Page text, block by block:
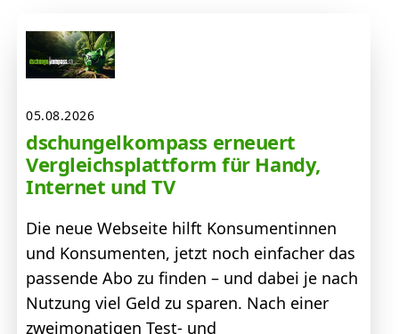
05.08.2026
dschungelkompass erneuert
Vergleichsplattform für Handy,
Internet und TV
Die neue Webseite hilft Konsumentinnen
und Konsumenten, jetzt noch einfacher das
passende Abo zu finden – und dabei je nach
Nutzung viel Geld zu sparen. Nach einer
zweimonatigen Test- und